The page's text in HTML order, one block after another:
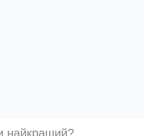
найкращий?